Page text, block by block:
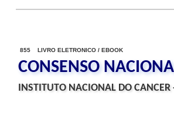
855 LIVRO ELETRONICO / EBOOK
CONSENSO
INSTITUTO NACIONAL DO